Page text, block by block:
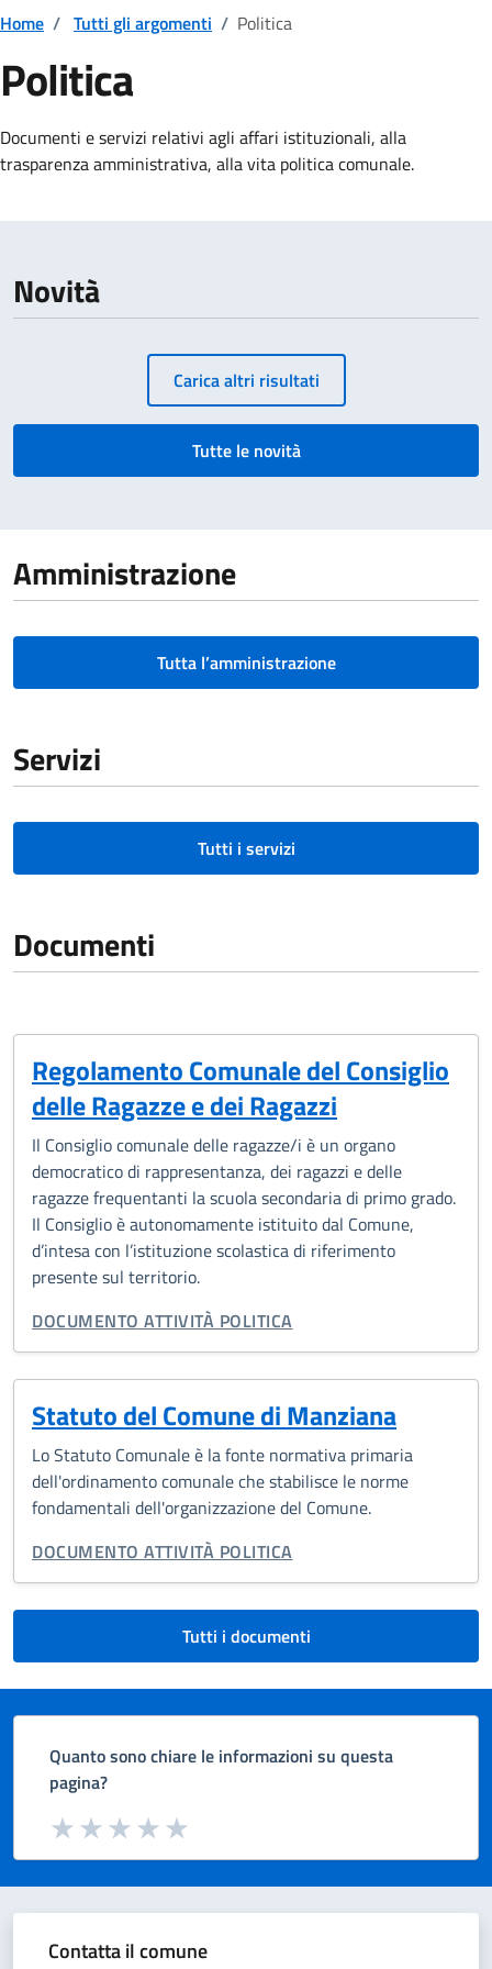
Home / Tutti gli argomenti / Politica
Politica
Dettagli della notizia
Documenti e servizi relativi agli affari istituzionali, alla
trasparenza amministrativa, alla vita politica comunale.
Novità
Paginazione Carica altri risultati
Tutte le novità
Amministrazione
Tutta l’amministrazione
Servizi
Tutti i servizi
Documenti
Regolamento Comunale del Consiglio
delle Ragazze e dei Ragazzi
Il Consiglio comunale delle ragazze/i è un organo
democratico di rappresentanza, dei ragazzi e delle
ragazze frequentanti la scuola secondaria di primo grado.
Il Consiglio è autonomamente istituito dal Comune,
d’intesa con l’istituzione scolastica di riferimento
presente sul territorio.
TIPO DI DOCUMENTO:
DOCUMENTO ATTIVITÀ POLITICA
Statuto del Comune di Manziana
Lo Statuto Comunale è la fonte normativa primaria
dell'ordinamento comunale che stabilisce le norme
fondamentali dell'organizzazione del Comune.
TIPO DI DOCUMENTO:
DOCUMENTO ATTIVITÀ POLITICA
Tutti i documenti
Quanto sono chiare le informazioni su questa
pagina?
Valuta da 1 a 5 stelle la pagina
Valuta 5 stelle su 5
Valuta 4 stelle su 5
Valuta 3 stelle su 5
Valuta 2 stelle su 5
Valuta 1 stelle su 5
Contatta il comune